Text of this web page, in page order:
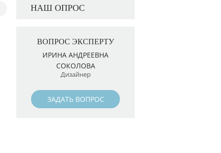
НАШ ОПРОС
ВОПРОС ЭКСПЕРТУ
ИРИНА АНДРЕЕВНА
СОКОЛОВА
Дизайнер
ЗАДАТЬ ВОПРОС